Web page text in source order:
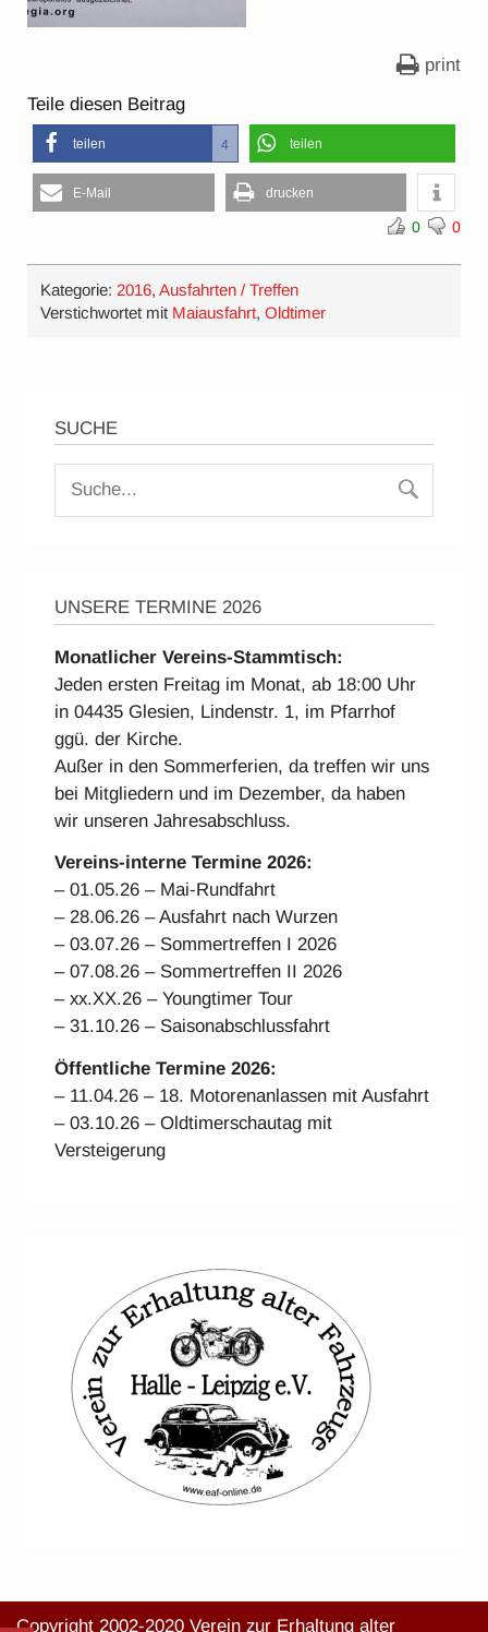
print
Teile diesen Beitrag
teilen 4 teilen
E-Mail drucken
0 0
Kategorie: 2016,Ausfahrten / Treffen
Verstichwortet mit Maiausfahrt,Oldtimer
SUCHE
UNSERE TERMINE 2026
Monatlicher Vereins-Stammtisch:
Jeden ersten Freitag im Monat, ab 18:00 Uhr
in 04435 Glesien, Lindenstr. 1, im Pfarrhof
ggü. der Kirche.
Außer in den Sommerferien, da treffen wir uns
bei Mitgliedern und im Dezember, da haben
wir unseren Jahresabschluss.
Vereins-interne Termine 2026:
– 01.05.26 – Mai-Rundfahrt
– 28.06.26 – Ausfahrt nach Wurzen
– 03.07.26 – Sommertreffen I 2026
– 07.08.26 – Sommertreffen II 2026
– xx.XX.26 – Youngtimer Tour
– 31.10.26 – Saisonabschlussfahrt
Öffentliche Termine 2026:
– 11.04.26 – 18. Motorenanlassen mit Ausfahrt
– 03.10.26 – Oldtimerschautag mit
Versteigerung
Copyright 2002-2020 Verein zur Erhaltung alter